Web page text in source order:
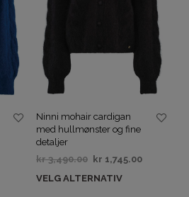
Ninni mohair cardigan
med hullmønster og fine
detaljer
kr3,490.00 kr 1,745.00
VELG ALTERNATIV